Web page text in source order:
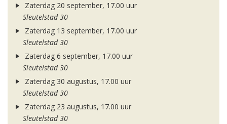
Zaterdag 20 september, 17.00 uur
Sleutelstad 30
Zaterdag 13 september, 17.00 uur
Sleutelstad 30
Zaterdag 6 september, 17.00 uur
Sleutelstad 30
Zaterdag 30 augustus, 17.00 uur
Sleutelstad 30
Zaterdag 23 augustus, 17.00 uur
Sleutelstad 30